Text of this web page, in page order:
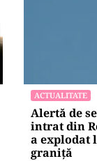
ACTUALITATE
Alertă de
intrat din
a explodat
graniţă